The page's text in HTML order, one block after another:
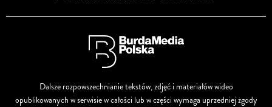
Dalsze rozpowszechnianie tekstów, zdjęć i materiałów wideo
opublikowanych w serwisie w całości lub w części wymaga uprzedniej zgody